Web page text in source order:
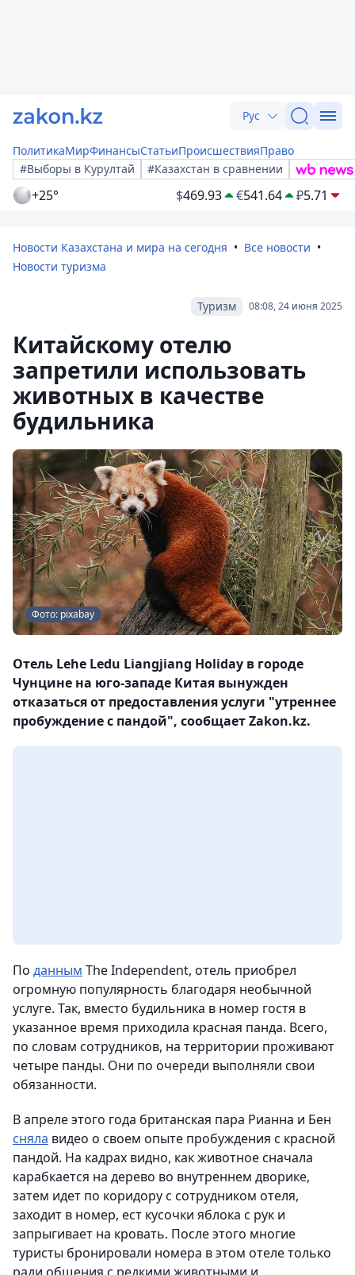
Рус
ПолитикаМирФинансыСтатьиПроисшествияПраво
#Выборы в Курултай
#Казахстан в сравнении
+25° $469.93 €541.64 ₽5.71
Новости Казахстана и мира на сегодня
Все новости
Новости туризма
08:08, 24 июня 2025
Туризм
Китайскому отелю
запретили использовать
животных в качестве
будильника
Фото: pixabay
Отель Lehe Ledu Liangjiang Holiday в городе
Чунцине на юго-западе Китая вынужден
отказаться от предоставления услуги "утреннее
пробуждение с пандой", сообщает Zakon.kz.
По данным The Independent, отель приобрел
огромную популярность благодаря необычной
услуге. Так, вместо будильника в номер гостя в
указанное время приходила красная панда. Всего,
по словам сотрудников, на территории проживают
четыре панды. Они по очереди выполняли свои
обязанности.
В апреле этого года британская пара Рианна и Бен
сняла видео о своем опыте пробуждения с красной
пандой. На кадрах видно, как животное сначала
карабкается на дерево во внутреннем дворике,
затем идет по коридору с сотрудником отеля,
заходит в номер, ест кусочки яблока с рук и
запрыгивает на кровать. После этого многие
туристы бронировали номера в этом отеле только